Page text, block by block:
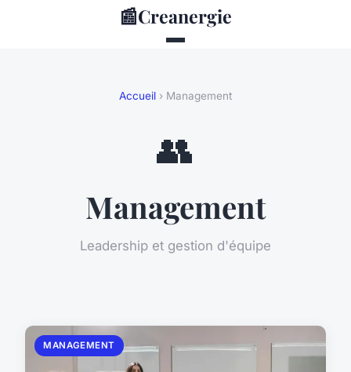
📰Creanergie
Accueil › Management
👥
Management
Leadership et gestion d'équipe
MANAGEMENT